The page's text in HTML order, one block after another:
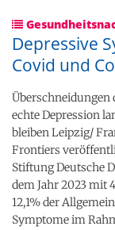
Depressive
Covid und
Überschneidungen
echte Depression
bleiben Leipzig/
Frontiers
Stiftung Deutsche
dem Jahr 2023 mit
12,1% der
Symptome im